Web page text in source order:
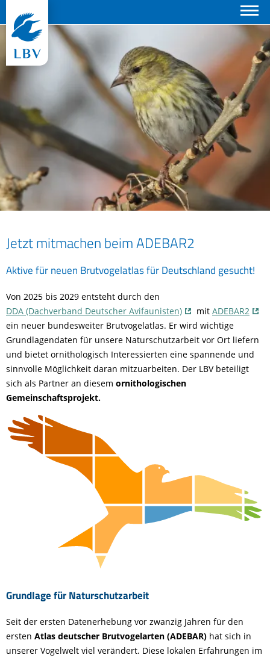
Jetzt mitmachen beim ADEBAR2
Aktive für neuen Brutvogelatlas für Deutschland gesucht!
Von 2025 bis 2029 entsteht durch den
DDA (Dachverband Deutscher Avifaunisten)
mit ADEBAR2
ein neuer bundesweiter Brutvogelatlas. Er wird wichtige
Grundlagendaten für unsere Naturschutzarbeit vor Ort liefern
und bietet ornithologisch Interessierten eine spannende und
sinnvolle Möglichkeit daran mitzuarbeiten. Der LBV beteiligt
sich als Partner an diesem ornithologischen
Gemeinschaftsprojekt.
Grundlage für Naturschutzarbeit
Seit der ersten Datenerhebung vor zwanzig Jahren für den
ersten Atlas deutscher Brutvogelarten (ADEBAR) hat sich in
unserer Vogelwelt viel verändert. Diese lokalen Erfahrungen im